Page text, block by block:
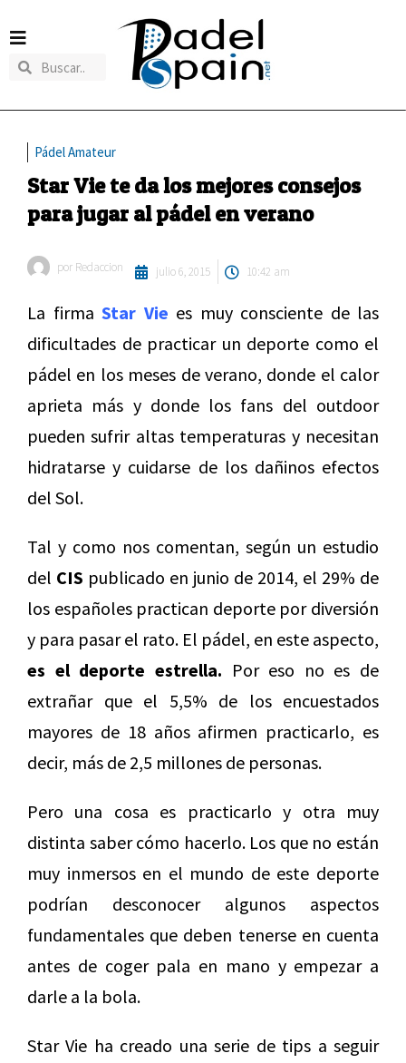
Pádel Amateur
Star Vie te da los mejores consejos
para jugar al pádel en verano
por Redaccion julio 6, 2015 10:42 am
La firma Star Vie es muy consciente de las
dificultades de practicar un deporte como el
pádel en los meses de verano, donde el calor
aprieta más y donde los fans del outdoor
pueden sufrir altas temperaturas y necesitan
hidratarse y cuidarse de los dañinos efectos
del Sol.
Tal y como nos comentan, según un estudio
del CIS publicado en junio de 2014, el 29% de
los españoles practican deporte por diversión
y para pasar el rato. El pádel, en este aspecto,
es el deporte estrella. Por eso no es de
extrañar que el 5,5% de los encuestados
mayores de 18 años afirmen practicarlo, es
decir, más de 2,5 millones de personas.
Pero una cosa es practicarlo y otra muy
distinta saber cómo hacerlo. Los que no están
muy inmersos en el mundo de este deporte
podrían desconocer algunos aspectos
fundamentales que deben tenerse en cuenta
antes de coger pala en mano y empezar a
darle a la bola.
Star Vie ha creado una serie de tips a seguir